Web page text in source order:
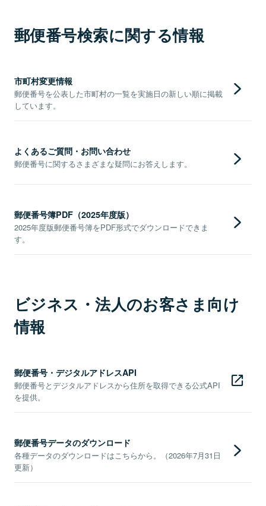
郵便番号検索に関する情報
市町村変更情報
郵便番号を公表した市町村の一覧を実施日の新しい順に掲載
しています。
よくあるご質問・お問い合わせ
郵便番号に関するさまざまな疑問にお答えします。
郵便番号簿PDF（2025年度版）
2025年度版郵便番号簿をPDF形式でダウンロードできま
す。
ビジネス・法人のお客さま向け
情報
郵便番号・デジタルアドレスAPI
郵便番号とデジタルアドレスから住所を取得できる公式API
を提供。
郵便番号データのダウンロード
各種データのダウンロードはこちらから。（2026年7月31日
更新）